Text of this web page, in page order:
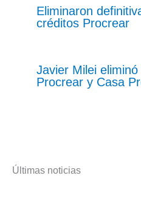
Eliminaron
créditos Procrear
Javier Milei
Procrear y Casa
Últimas noticias